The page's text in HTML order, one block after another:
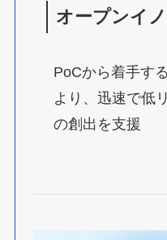
オープンイ
PoCから着手す
より、迅速で低